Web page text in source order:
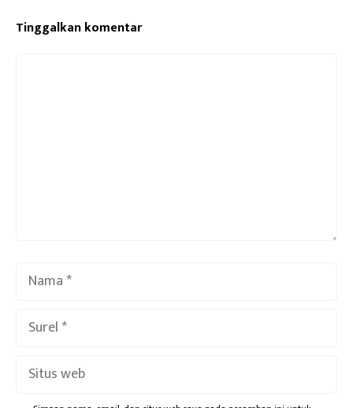
Tinggalkan komentar
web